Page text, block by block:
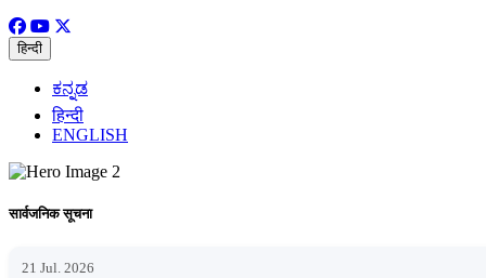
हिन्दी
ಕನ್ನಡ
हिन्दी
ENGLISH
सार्वजनिक सूचना
21 Jul. 2026